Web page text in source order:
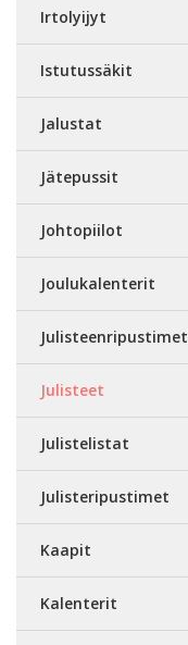
Irtolyijyt
Istutussäkit
Jalustat
Jätepussit
Johtopiilot
Joulukalenterit
Julisteenripustimet
Julisteet
Julistelistat
Julisteripustimet
Kaapit
Kalenterit